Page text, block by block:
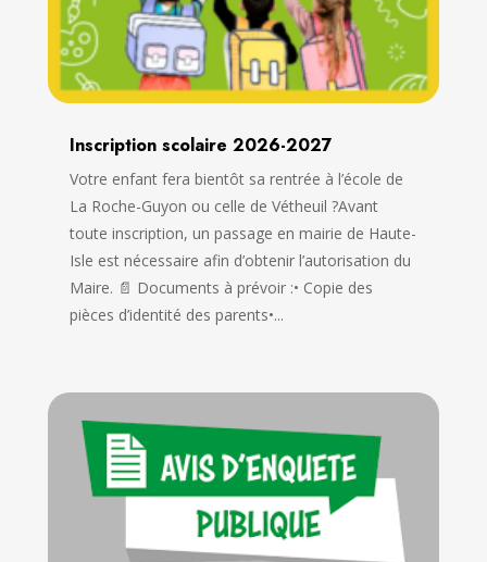
Inscription scolaire 2026-2027
Votre enfant fera bientôt sa rentrée à l’école de
La Roche-Guyon ou celle de Vétheuil ?Avant
toute inscription, un passage en mairie de Haute-
Isle est nécessaire afin d’obtenir l’autorisation du
Maire. 📄 Documents à prévoir :• Copie des
pièces d’identité des parents•...